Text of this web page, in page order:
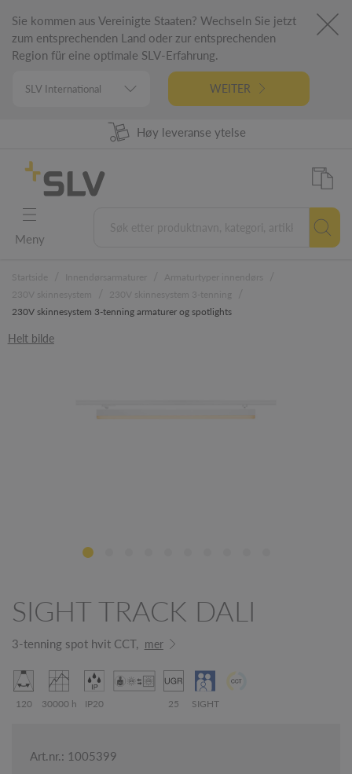
Sie kommen aus Vereinigte Staaten? Wechseln Sie jetzt
zum entsprechenden Land oder zur entsprechenden
Region für eine optimale SLV-Erfahrung.
WEITER
98% Produkt tilgjengelighet
Høy leveranse ytelse
5 års garanti
Tysk ingeniørfag
Meny
230V skinnesystem 3-tenning armaturer og spotlights
Helt bilde
SIGHT TRACK DALI
3-tenning spot hvit CCT, mer
120 30000 h IP20 25 SIGHT
Art.nr.: 1005399